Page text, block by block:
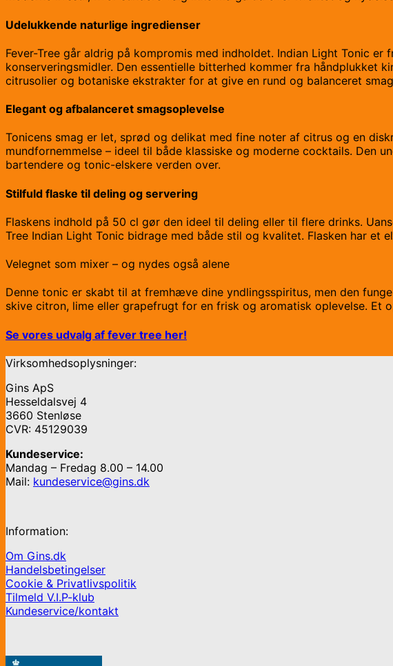
Udelukkende naturlige ingredienser
Fever-Tree går aldrig på kompromis med indholdet. Indian Light Tonic
konserveringsmidler. Den essentielle bitterhed kommer fra håndplukket
citrusolier og botaniske ekstrakter for at give en rund og balanceret
Elegant og afbalanceret smagsoplevelse
Tonicens smag er let, sprød og delikat med fine noter af citrus og en
mundfornemmelse – ideel til både klassiske og moderne cocktails.
bartendere og tonic-elskere verden over.
Stilfuld flaske til deling og servering
Flaskens indhold på 50 cl gør den ideel til deling eller til flere drinks.
Tree Indian Light Tonic bidrage med både stil og kvalitet. Flasken har et
Velegnet som mixer – og nydes også alene
Denne tonic er skabt til at fremhæve dine yndlingsspiritus, men den
skive citron, lime eller grapefrugt for en frisk og aromatisk oplevelse.
Se vores udvalg af fever tree her!
Virksomhedsoplysninger:
Gins ApS
Hesseldalsvej 4
3660 Stenløse
CVR: 45129039
Kundeservice:
Mandag – Fredag 8.00 – 14.00
Mail: kundeservice@gins.dk
Information:
Om Gins.dk
Handelsbetingelser
Cookie & Privatlivspolitik
Tilmeld V.I.P-klub
Kundeservice/kontakt